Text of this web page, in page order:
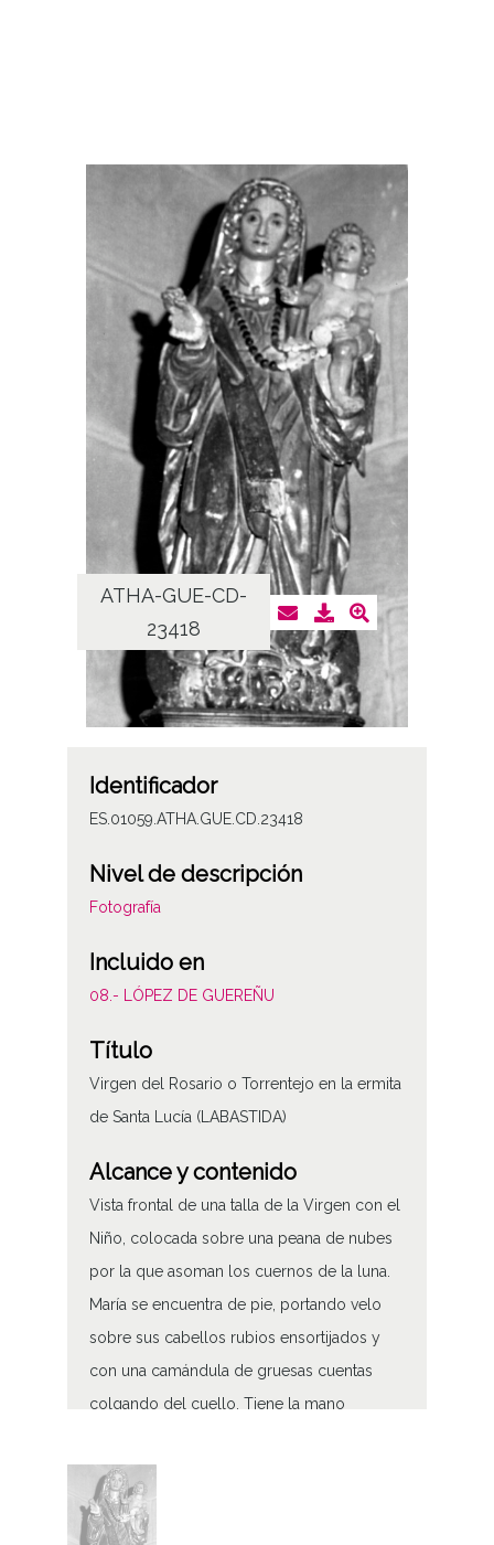
ATHA-GUE-CD-
23418
Identificador
ES.01059.ATHA.GUE.CD.23418
Nivel de descripción
Fotografía
Incluido en
08.- LÓPEZ DE GUEREÑU
Título
Virgen del Rosario o Torrentejo en la ermita
de Santa Lucía (LABASTIDA)
Alcance y contenido
Vista frontal de una talla de la Virgen con el
Niño, colocada sobre una peana de nubes
por la que asoman los cuernos de la luna.
María se encuentra de pie, portando velo
sobre sus cabellos rubios ensortijados y
con una camándula de gruesas cuentas
colgando del cuello. Tiene la mano
que con la otra sostiene al Niño desnudo.
La imagen, procedente de una ermita, se
encuentra en el Museo parroquial de